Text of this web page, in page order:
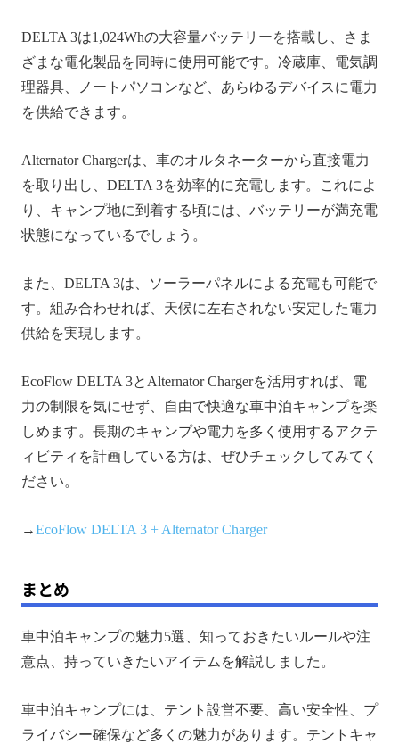
DELTA 3は1,024Whの大容量バッテリーを搭載し、さま
ざまな電化製品を同時に使用可能です。冷蔵庫、電気調
理器具、ノートパソコンなど、あらゆるデバイスに電力
を供給できます。
Alternator Chargerは、車のオルタネーターから直接電力
を取り出し、DELTA 3を効率的に充電します。これによ
り、キャンプ地に到着する頃には、バッテリーが満充電
状態になっているでしょう。
また、DELTA 3は、ソーラーパネルによる充電も可能で
す。組み合わせれば、天候に左右されない安定した電力
供給を実現します。
EcoFlow DELTA 3とAlternator Chargerを活用すれば、電
力の制限を気にせず、自由で快適な車中泊キャンプを楽
しめます。長期のキャンプや電力を多く使用するアクテ
ィビティを計画している方は、ぜひチェックしてみてく
ださい。
→EcoFlow DELTA 3 + Alternator Charger
まとめ
車中泊キャンプの魅力5選、知っておきたいルールや注
意点、持っていきたいアイテムを解説しました。
車中泊キャンプには、テント設営不要、高い安全性、プ
ライバシー確保など多くの魅力があります。テントキャ